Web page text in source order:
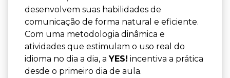
desenvolvem suas habilidades de
comunicação de forma natural e eficiente.
Com uma metodologia dinâmica e
atividades que estimulam o uso real do
idioma no dia a dia, aYES! incentiva a prática
desde o primeiro dia de aula.